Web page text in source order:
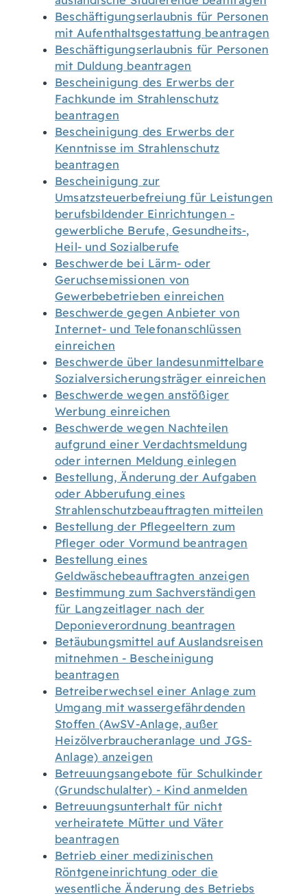
Beschäftigungserlaubnis für Personen
mit Aufenthaltsgestattung beantragen
Beschäftigungserlaubnis für Personen
mit Duldung beantragen
Bescheinigung des Erwerbs der
Fachkunde im Strahlenschutz
beantragen
Bescheinigung des Erwerbs der
Kenntnisse im Strahlenschutz
beantragen
Bescheinigung zur
Umsatzsteuerbefreiung für Leistungen
berufsbildender Einrichtungen -
gewerbliche Berufe, Gesundheits-,
Heil- und Sozialberufe
Beschwerde bei Lärm- oder
Geruchsemissionen von
Gewerbebetrieben einreichen
Beschwerde gegen Anbieter von
Internet- und Telefonanschlüssen
einreichen
Beschwerde über landesunmittelbare
Sozialversicherungsträger einreichen
Beschwerde wegen anstößiger
Werbung einreichen
Beschwerde wegen Nachteilen
aufgrund einer Verdachtsmeldung
oder internen Meldung einlegen
Bestellung, Änderung der Aufgaben
oder Abberufung eines
Strahlenschutzbeauftragten mitteilen
Bestellung der Pflegeeltern zum
Pfleger oder Vormund beantragen
Bestellung eines
Geldwäschebeauftragten anzeigen
Bestimmung zum Sachverständigen
für Langzeitlager nach der
Deponieverordnung beantragen
Betäubungsmittel auf Auslandsreisen
mitnehmen - Bescheinigung
beantragen
Betreiberwechsel einer Anlage zum
Umgang mit wassergefährdenden
Stoffen (AwSV-Anlage, außer
Heizölverbraucheranlage und JGS-
Anlage) anzeigen
Betreuungsangebote für Schulkinder
(Grundschulalter) - Kind anmelden
Betreuungsunterhalt für nicht
verheiratete Mütter und Väter
beantragen
Betrieb einer medizinischen
Röntgeneinrichtung oder die
wesentliche Änderung des Betriebs